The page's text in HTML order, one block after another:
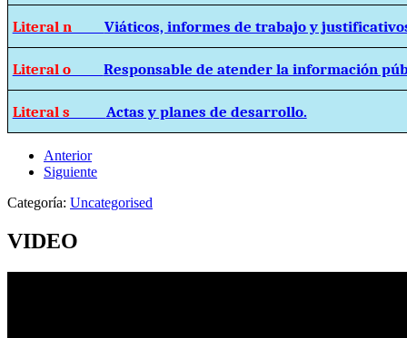
Literal n Viáticos, informes de trabajo y
Literal o Responsable de atender la información
Literal s Actas y planes de desarrollo.
Anterior
Siguiente
Categoría: Uncategorised
VIDEO